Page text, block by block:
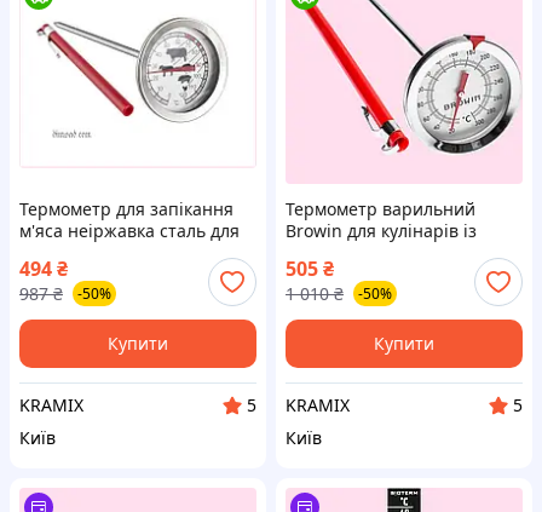
Термометр для запікання
м'яса неіржавка сталь для
приготування страв від 0 до
120 градусів
494₴
987 ₴ -50%
Купити
KRAMIX
5
Київ
Термометр варильний
Browin для кулінарів із
діапазоном 0 °C до 300 °C
для точного контролю
температури
505₴
1 010 ₴ -50%
Купити
KRAMIX
5
Київ